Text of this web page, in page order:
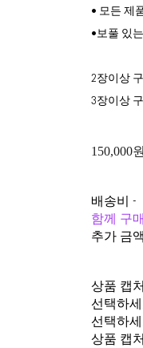
• 모든 제
•보풀 있
2장이상
3장이상
150,000원
배송비-
함께 구
추가 금액
상품 캡
선택하
선택하
상품 캡